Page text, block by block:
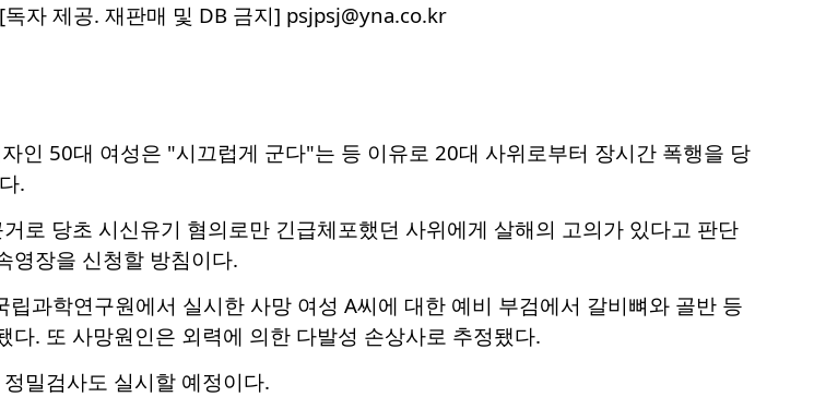
자 제공. 재판매 및 DB 금지] psjpsj@yna.co.kr
인 50대 여성은 "시끄럽게 군다"는 등 이유로 20대 사위로부터 장시간 폭행을 당
.
로 당초 시신유기 혐의로만 긴급체포했던 사위에게 살해의 고의가 있다고 판단
영장을 신청할 방침이다.
과학연구원에서 실시한 사망 여성 A씨에 대한 예비 부검에서 갈비뼈와 골반 등
다. 또 사망원인은 외력에 의한 다발성 손상사로 추정됐다.
밀검사도 실시할 예정이다.